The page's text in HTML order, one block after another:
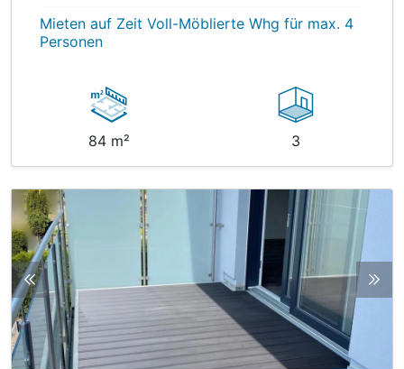
Mieten auf Zeit Voll-Möblierte Whg für max. 4
Personen
84 m² 3